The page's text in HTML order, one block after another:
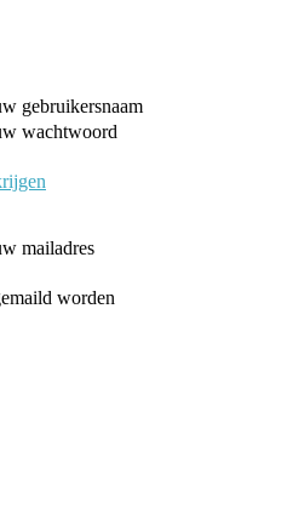
gebruikersnaam
wachtwoord
mailadres
worden